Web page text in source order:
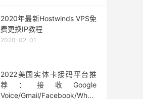
2020年最新Hostwinds VPS免
费更换IP教程
2020-02-01
2022美国实体卡接码平台推
荐：接收Google
Voice/Gmail/Facebook/Whatsapp